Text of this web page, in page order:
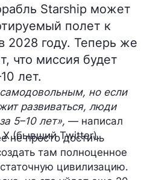
Starship может
полет к
2028 году. Теперь же
что миссия будет
лет.
но если
развиваться, люди
5–10 лет», — написал
X (бывший Twitter).
не просто достичь
там полноценное
цивилизацию.